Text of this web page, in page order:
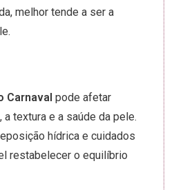
melhor tende a ser a
Carnaval pode afetar
textura e a saúde da pele.
hídrica e cuidados
restabelecer o equilíbrio